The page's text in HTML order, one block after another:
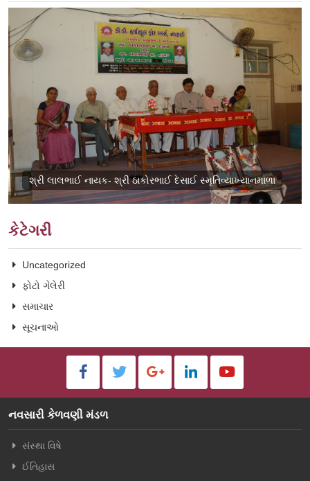
શ્રી લાલભાઈ નાયક- શ્રી ઠાકોરભાઈ દેસાઈ સ્મૃતિવ્યાખ્યાનમાળા
કેટેગરી
Uncategorized
ફોટો ગેલેરી
સમાચાર
સૂચનાઓ
નવસારી કેળવણી મંડળ
સંસ્થા વિષે
ઈતિહાસ